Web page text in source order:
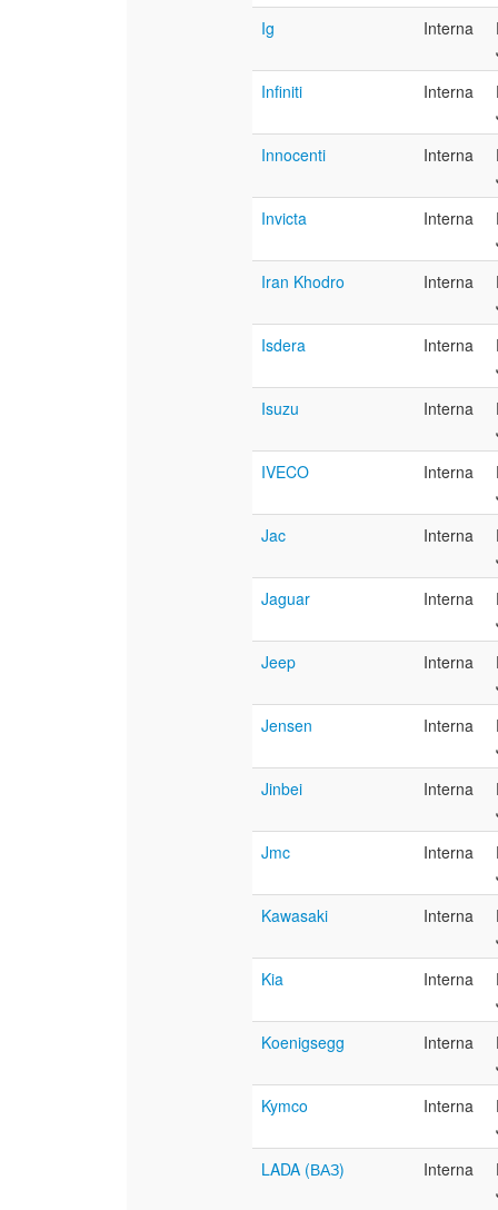
Ig
Interna
Infiniti
Interna
Innocenti
Interna
Invicta
Interna
Iran Khodro
Interna
Isdera
Interna
Isuzu
Interna
IVECO
Interna
Jac
Interna
Jaguar
Interna
Jeep
Interna
Jensen
Interna
Jinbei
Interna
Jmc
Interna
Kawasaki
Interna
Kia
Interna
Koenigsegg
Interna
Kymco
Interna
LADA (ВАЗ)
Interna